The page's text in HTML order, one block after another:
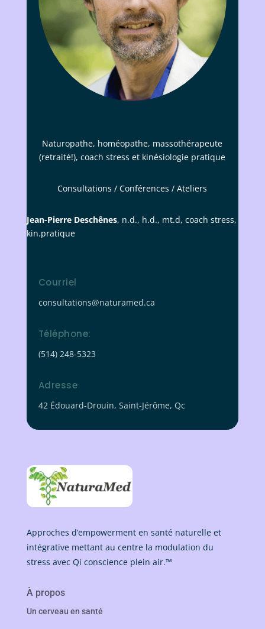
Naturopathe, homéopathe, massothérapeute
(retraité!), coach stress et kinésiologie pratique
Consultations / Conférences / Ateliers
Jean-Pierre Deschênes, n.d., h.d., mt.d, coach stress,
kin.pratique
Courriel
consultations@naturamed.ca
Téléphone:
(514) 248-5323
Adresse
42 Édouard-Drouin, Saint-Jérôme, Qc
Approches d’empowerment en santé naturelle et
intégrative mettant au centre la modulation du
stress avec Qi conscience plein air.™
À propos
Un cerveau en santé